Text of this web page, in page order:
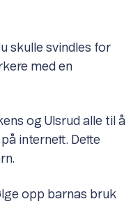
skulle svindles for
med en
og Ulsrud alle til å
internett. Dette
opp barnas bruk